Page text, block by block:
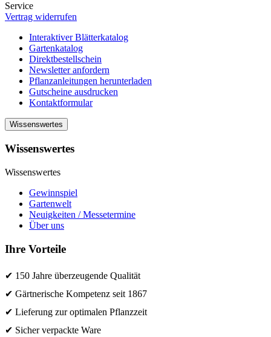
Service
Vertrag widerrufen
Interaktiver Blätterkatalog
Gartenkatalog
Direktbestellschein
Newsletter anfordern
Pflanzanleitungen herunterladen
Gutscheine ausdrucken
Kontaktformular
Wissenswertes
Wissenswertes
Wissenswertes
Gewinnspiel
Gartenwelt
Neuigkeiten / Messetermine
Über uns
Ihre Vorteile
✔ 150 Jahre überzeugende Qualität
✔ Gärtnerische Kompetenz seit 1867
✔ Lieferung zur optimalen Pflanzzeit
✔ Sicher verpackte Ware